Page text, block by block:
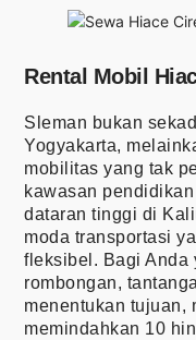
Rental Mobil
Sleman bukan
Yogyakarta,
mobilitas yang tak
kawasan
dataran tinggi di
moda transportasi
fleksibel. Bagi Anda
rombongan,
menentukan tujuan,
memindahkan 10